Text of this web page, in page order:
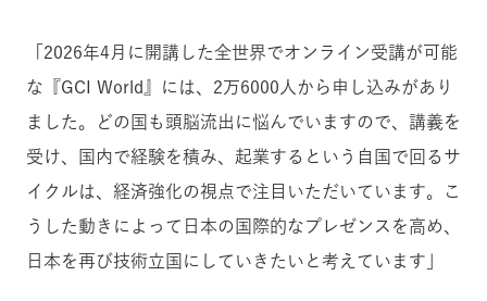
「2026年4月に開講した全世界でオンライン受講が可能
な『GCI World』には、2万6000人から申し込みがあり
ました。どの国も頭脳流出に悩んでいますので、講義を
受け、国内で経験を積み、起業するという自国で回るサ
イクルは、経済強化の視点で注目いただいています。こ
うした動きによって日本の国際的なプレゼンスを高め、
日本を再び技術立国にしていきたいと考えています」